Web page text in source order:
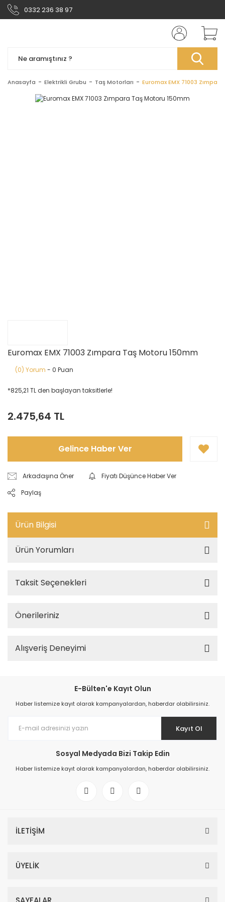
0332 236 38 97
Anasayfa Elektrikli Grubu Taş Motorları Euromax EMX 71003
Euromax EMX 71003 Zımpara Taş Motoru 150mm
(0) Yorum - 0 Puan
*825,21 TL den başlayan taksitlerle!
2.475,64 TL
Gelince Haber Ver
Arkadaşına Öner
Fiyatı Düşünce Haber Ver
Paylaş
Ürün Bilgisi
Ürün Yorumları
Taksit Seçenekleri
Önerileriniz
Alışveriş Deneyimi
E-Bülten'e Kayıt Olun
Haber listemize kayıt olarak kampanyalardan, haberdar olabilirsiniz.
Kayıt Ol
Sosyal Medyada Bizi Takip Edin
Haber listemize kayıt olarak kampanyalardan, haberdar olabilirsiniz.
İLETİŞİM
ÜYELİK